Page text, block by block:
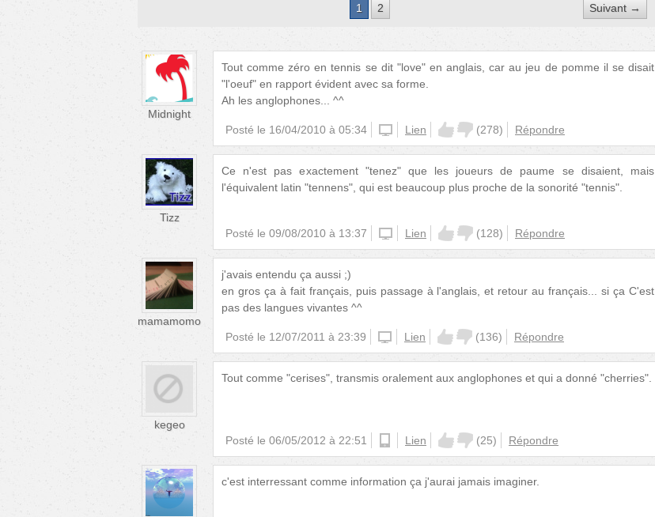
1 2 Suivant →
Midnight
Tout comme zéro en tennis se dit "love" en anglais, car au jeu de pomme il se disait
"l'oeuf" en rapport évident avec sa forme.
Ah les anglophones... ^^
Posté le 16/04/2010 à 05:34 unknown
Lien (278) Répondre
Tizz
Ce n'est pas exactement "tenez" que les joueurs de paume se disaient, mais
l'équivalent latin "tennens", qui est beaucoup plus proche de la sonorité "tennis".
Posté le 09/08/2010 à 13:37 unknown
Lien (128) Répondre
mamamomo
j'avais entendu ça aussi ;)
en gros ça à fait français, puis passage à l'anglais, et retour au français... si ça C'est
pas des langues vivantes ^^
Posté le 12/07/2011 à 23:39 unknown
Lien (136) Répondre
kegeo
Tout comme "cerises", transmis oralement aux anglophones et qui a donné "cherries".
Posté le 06/05/2012 à 22:51 androidLien (25) Répondre
c'est interressant comme information ça j'aurai jamais imaginer.